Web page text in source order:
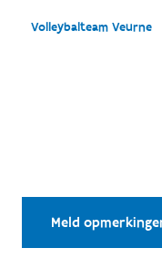
Volleybalteam Veurne
Meld